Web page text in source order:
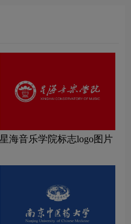
星海音乐学院标志logo图片